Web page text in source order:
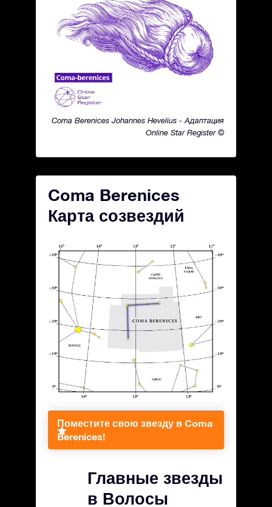
Coma Berenices Johannes Hevelius - Адаптация
Online Star Register ©
Coma Berenices
Карта созвездий
Поместите свою звезду в Coma
Berenices!
Главные звезды
в Волосы